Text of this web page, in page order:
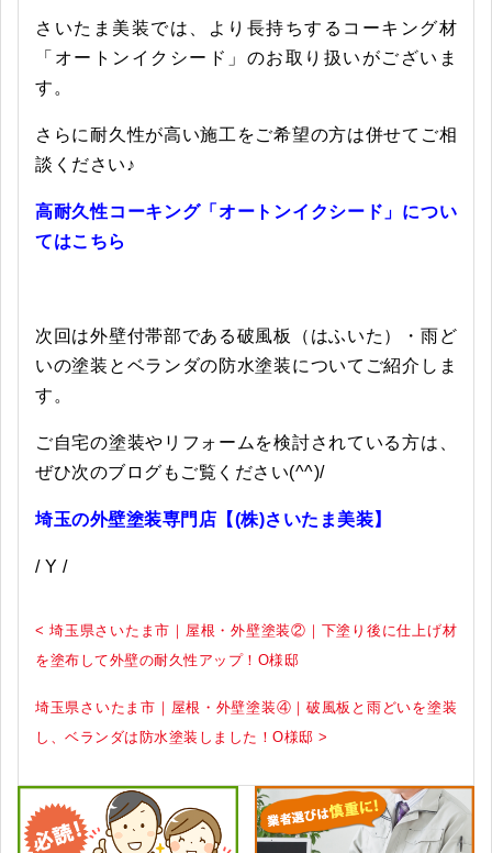
さいたま美装では、より長持ちするコーキング材
「オートンイクシード」のお取り扱いがございま
す。
さらに耐久性が高い施工をご希望の方は併せてご相
談ください♪
高耐久性コーキング「オートンイクシード」につい
てはこちら
次回は外壁付帯部である破風板（はふいた）・雨ど
いの塗装とベランダの防水塗装についてご紹介しま
す。
ご自宅の塗装やリフォームを検討されている方は、
ぜひ次のブログもご覧ください(^^)/
埼玉の外壁塗装専門店【(株)さいたま美装】
/ Y /
< 埼玉県さいたま市｜屋根・外壁塗装②｜下塗り後に仕上げ材
を塗布して外壁の耐久性アップ！O様邸
埼玉県さいたま市｜屋根・外壁塗装④｜破風板と雨どいを塗装
し、ベランダは防水塗装しました！O様邸 >